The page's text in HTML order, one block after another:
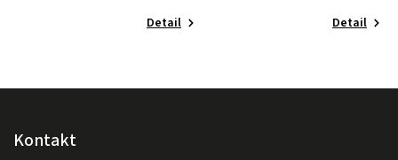
Detail Detail
Kontakt